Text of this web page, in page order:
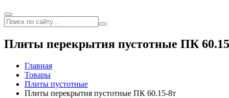
Плиты перекрытия пустотные ПК
Главная
Товары
Плиты пустотные
Плиты перекрытия пустотные ПК 60.15-8т